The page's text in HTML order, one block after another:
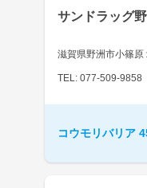
サンドラッグ
滋賀県野洲市小篠
TEL: 077-509-9858
コウモリバリア